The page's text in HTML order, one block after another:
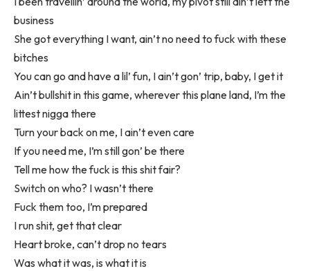
business
She got everything I want, ain’t no need to fuck with these
bitches
You can go and have a lil’ fun, I ain’t gon’ trip, baby, I get it
Ain’t bullshit in this game, wherever this plane land, I’m the
littest nigga there
Turn your back on me, I ain’t even care
If you need me, I’m still gon’ be there
Tell me how the fuck is this shit fair?
Switch on who? I wasn’t there
Fuck them too, I’m prepared
I run shit, get that clear
Heart broke, can’t drop no tears
Was what it was, is what it is